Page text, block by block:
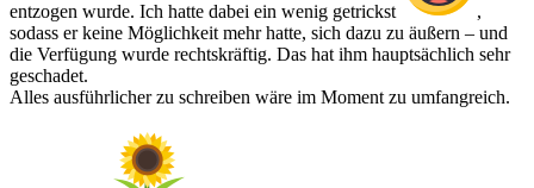
entzogen wurde. Ich hatte dabei ein wenig getrickst
,
sodass er keine Möglichkeit mehr hatte, sich dazu zu äußern – und
die Verfügung wurde rechtskräftig. Das hat ihm hauptsächlich sehr
geschadet.
Alles ausführlicher zu schreiben wäre im Moment zu umfangreich.